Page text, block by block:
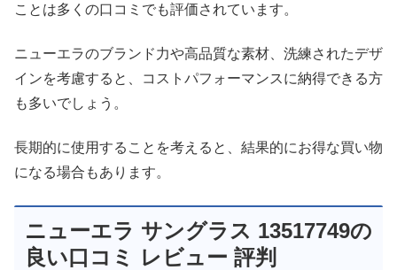
ことは多くの口コミでも評価されています。
ニューエラのブランド力や高品質な素材、洗練されたデザ
インを考慮すると、コストパフォーマンスに納得できる方
も多いでしょう。
長期的に使用することを考えると、結果的にお得な買い物
になる場合もあります。
ニューエラ サングラス 13517749の
良い口コミ レビュー 評判